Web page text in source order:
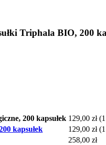
Triphala BIO, 200
200 kapsułek 129,00 zł
kapsułek
129,00 zł
258,00 zł